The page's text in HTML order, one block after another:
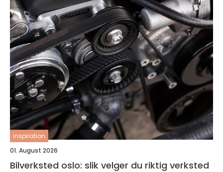
inspiration
01. August 2026
Bilverksted oslo: slik velger du riktig verksted